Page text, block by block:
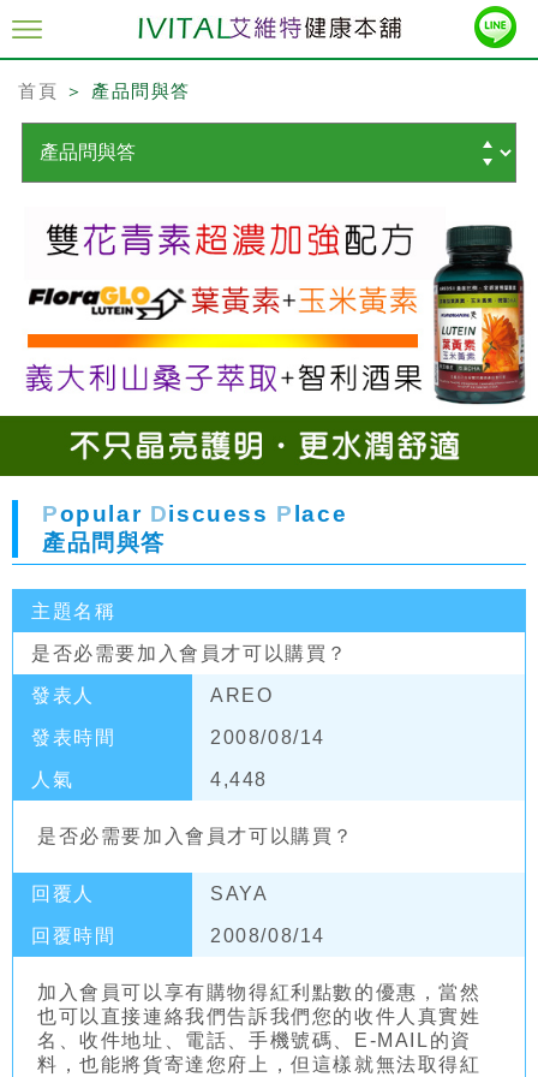
首頁 ＞ 產品問與答
Popular Discuess P lace
產品問與答
主題名稱
是否必需要加入會員才可以購買？
發表人 AREO
發表時間 2008/08/14
人氣 4,448
是否必需要加入會員才可以購買？
回覆人 SAYA
回覆時間 2008/08/14
加入會員可以享有購物得紅利點數的優惠，當然
也可以直接連絡我們告訴我們您的收件人真實姓
名、收件地址、電話、手機號碼、E-MAIL的資
料，也能將貨寄達您府上，但這樣就無法取得紅